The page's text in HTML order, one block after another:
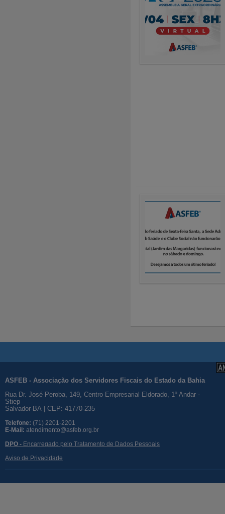
ASFEB - Associação dos Servidores Fiscais do Estado da Bahia
Rua Dr. José Peroba, 149, Centro Empresarial Eldorado, 1º Andar -
Stiep
Salvador-BA | CEP: 41770-235
Telefone: (71) 2201-2201
E-Mail: atendimento@asfeb.org.br
DPO - Encarregado pelo Tratamento de Dados Pessoais
Aviso de Privacidade